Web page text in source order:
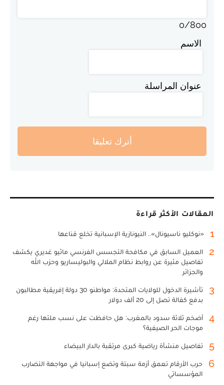
0/800
الاسم
عنوان المراسلة
أترك تعليقا
المقالات الأكثر قراءة
1 «نوكليو ناسيونال».. النيونازية الإسبانية تخلع قناعها
2
العميل السابق في مكافحة التجسس الفرنسي ماثيو غديري يكشف
تفاصيل مثيرة عن روابط نظام الملالي والبوليساريو وحزب الله
والجزائر
3
تأشيرة الدخول للولايات المتحدة: مواطنو 30 دولة إفريقية مطالبون
بدفع كفالة تصل إلى 20 ألف دولار
4
أضخم ثلاثة سدود بالمغرب: هل حافظت على نسب ملئها رغم
موجات الحر الصيفية؟
5 تفاصيل منشأة رياضية كبرى مرتقبة بالدار البيضاء
6
حرب الأرقام تعمق أزمة سبتة وتضع إسبانيا في مواجهة التضارب
المؤسساتي